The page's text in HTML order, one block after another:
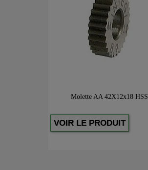
Molette AA 42X12x18 HSS
VOIR LE PRODUIT